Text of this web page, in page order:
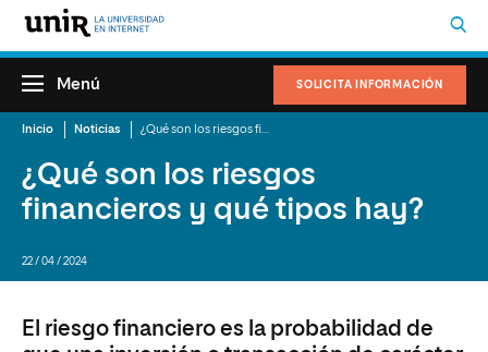
SOLICITA INFORMACIÓN
Menú
Inicio Noticias
¿Qué son los riesgos
financieros y qué tipos hay?
22 / 04 / 2024
El riesgo financiero es la probabilidad de